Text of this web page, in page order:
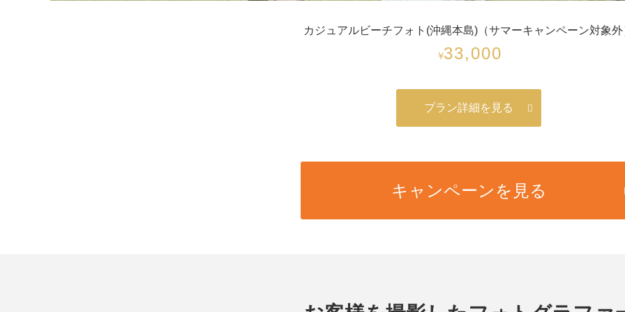
カジュアルビーチフォト(沖縄本島)（サマーキャンペーン対象外
￥33,000
プラン詳細を見る
キャンペーンを見る